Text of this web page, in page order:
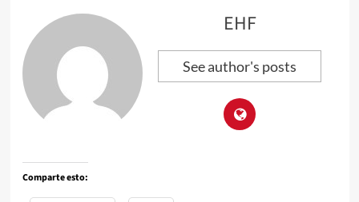
EHF
See author's posts
Comparte esto: